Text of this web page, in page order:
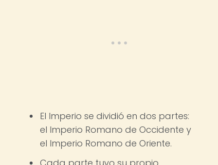
El Imperio se dividió en dos partes:
el Imperio Romano de Occidente y
el Imperio Romano de Oriente.